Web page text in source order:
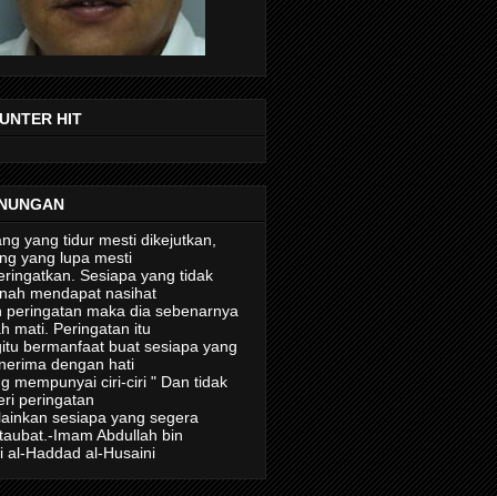
HIT
yang tidur mesti dikejutkan,
yang lupa mesti
Sesiapa yang tidak
mendapat nasihat
peringatan maka dia sebenarnya
mati. Peringatan itu
bermanfaat buat sesiapa yang
dengan hati
mempunyai ciri-ciri " Dan tidak
peringatan
sesiapa yang segera
Imam Abdullah bin
al-Haddad al-Husaini